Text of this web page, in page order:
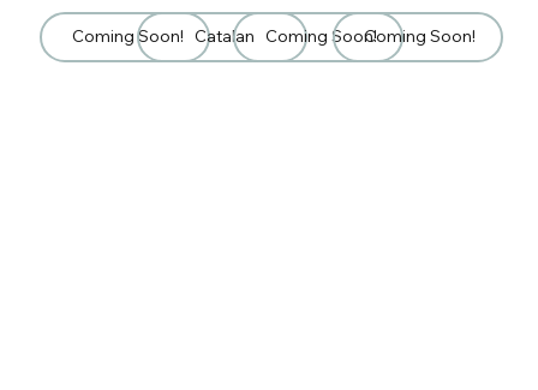
Coming Soon! Catalan Coming Soon!Coming Soon!